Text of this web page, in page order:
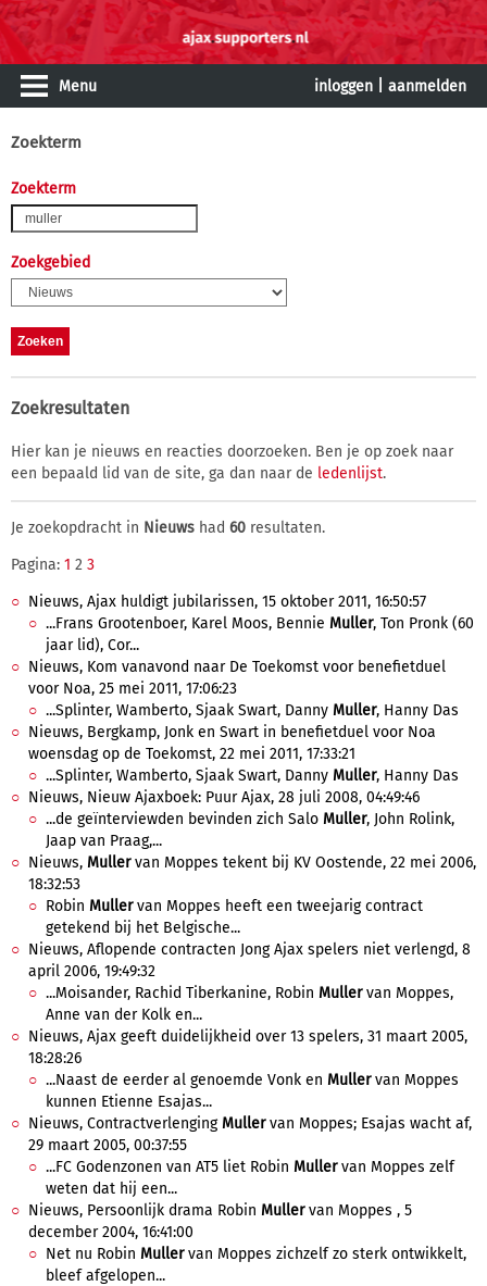
Menu inloggen aanmelden
Zoekterm
Zoekterm
Zoekgebied
Zoekresultaten
Hier kan je nieuws en reacties doorzoeken. Ben je op zoek naar
een bepaald lid van de site, ga dan naar de ledenlijst.
Je zoekopdracht in Nieuws had 60 resultaten.
Pagina: 1 2 3
Nieuws, Ajax huldigt jubilarissen, 15 oktober 2011, 16:50:57
...Frans Grootenboer, Karel Moos, Bennie Muller, Ton Pronk (60
jaar lid), Cor...
Nieuws, Kom vanavond naar De Toekomst voor benefietduel
voor Noa, 25 mei 2011, 17:06:23
...Splinter, Wamberto, Sjaak Swart, Danny Muller, Hanny Das
Nieuws, Bergkamp, Jonk en Swart in benefietduel voor Noa
woensdag op de Toekomst, 22 mei 2011, 17:33:21
...Splinter, Wamberto, Sjaak Swart, Danny Muller, Hanny Das
Nieuws, Nieuw Ajaxboek: Puur Ajax, 28 juli 2008, 04:49:46
...de geïnterviewden bevinden zich Salo Muller, John Rolink,
Jaap van Praag,...
Nieuws, Mullervan Moppes tekent bij KV Oostende, 22 mei 2006,
18:32:53
Robin Mullervan Moppes heeft een tweejarig contract
getekend bij het Belgische...
Nieuws, Aflopende contracten Jong Ajax spelers niet verlengd, 8
april 2006, 19:49:32
...Moisander, Rachid Tiberkanine, Robin Mullervan Moppes,
Anne van der Kolk en...
Nieuws, Ajax geeft duidelijkheid over 13 spelers, 31 maart 2005,
18:28:26
...Naast de eerder al genoemde Vonk en Mullervan Moppes
kunnen Etienne Esajas...
Nieuws, ContractverlengingMullervan Moppes; Esajas wacht af,
29 maart 2005, 00:37:55
...FC Godenzonen van AT5 liet Robin Mullervan Moppes zelf
weten dat hij een...
Nieuws, Persoonlijk drama Robin Mullervan Moppes , 5
december 2004, 16:41:00
Net nu Robin Mullervan Moppes zichzelf zo sterk ontwikkelt,
bleef afgelopen...